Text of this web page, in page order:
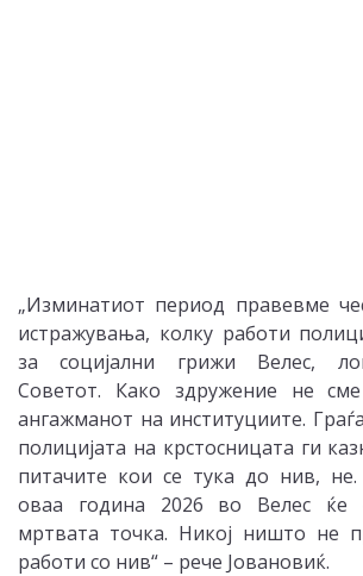
„Изминатиот период правевме
истражувања, колку работи
за социјални грижи Велес,
Советот. Како здружение не
ангажманот на институциите.
полицијата на крстосницата ги
питачите кои се тука до нив,
оваа година 2026 во Велес ќе
мртвата точка. Никој ништо не
работи со нив“ – рече Јовановиќ.